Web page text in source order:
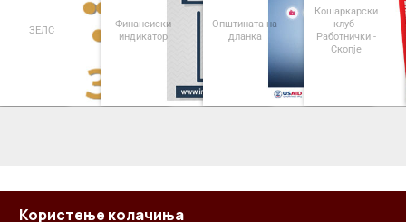
ЗЕЛС
Финансиски
индикатор
Општината на
дланка
Кошаркарски
клуб -
Работнички -
Скопје
Користење колачиња